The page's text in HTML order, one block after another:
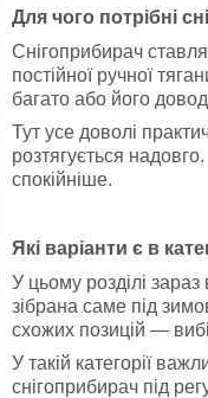
Для чого потрібні
Снігоприбирач
постійної ручної
багато або його
Тут усе доволі
розтягується
спокійніше.
Які варіанти є в
У цьому розділі зараз
зібрана саме під
схожих позицій —
У такій категорії
снігоприбирач під